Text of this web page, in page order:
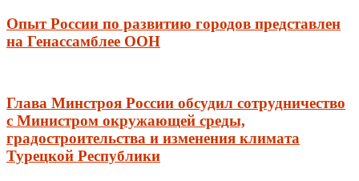
Опыт России по развитию городов представлен
на Генассамблее ООН
Глава Минстроя России обсудил сотрудничество
с Министром окружающей среды,
градостроительства и изменения климата
Турецкой Республики